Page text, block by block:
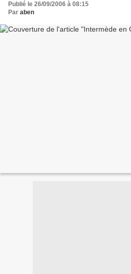
Publié le 26/09/2006 à 08:15
Par aben